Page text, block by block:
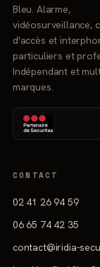
Bleu. Alarme,
vidéosurveillance,
d'accès et
particuliers et
Indépendant et
marques.
CONTACT
02 41 26 94 59
06 65 74 42 35
contact@iridia-